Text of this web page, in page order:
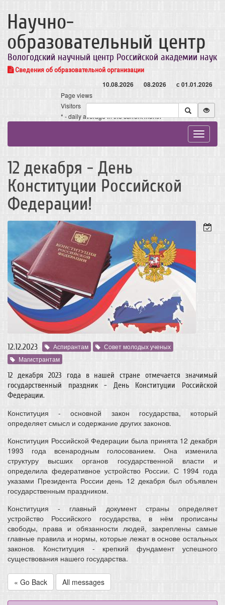
Научно-
образовательный центр
Вологодский научный центр Российской академии наук
Сведения об образовательной организации
10.08.2026 08.2026 с 01.01.2026
Page views
Visitors
* - daily average in the current month
Toggle
12 декабря - День
Конституции Российской
Федерации!
12.12.2023 Аспирантам
Совет молодых ученых
Магистрантам
12 декабря 2023 года в нашей стране отмечается значимый
государственный праздник - День Конституции Российской
Федерации.
Конституция - основной закон государства, который
определяет смысл и содержание других законов.
Конституция Российской Федерации была принята 12 декабря
1993 года всенародным голосованием. Она изменила
структуру высших органов государственной власти и
определила федеративное устройство России. С 1994 года
указами Президента России день 12 декабря был объявлен
государственным праздником.
Конституция - главный документ страны определяет
устройство Российского государства, в нём прописаны
свободы, права и обязанности людей, закреплены самые
главные правила и нормы, которые лежат в основе остальных
законов. Конституция - крепкий фундамент успешного
существования нашего государства.
« Go Back All messages